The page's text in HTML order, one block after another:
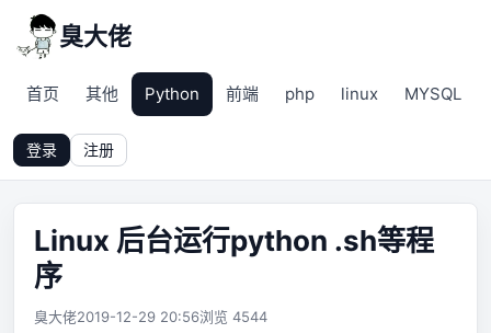
臭大佬
首页 其他 Python 前端 php linux MYSQL
登录 注册
Linux 后台运行python .sh等程
序
臭大佬2019-12-29 20:56浏览 4544